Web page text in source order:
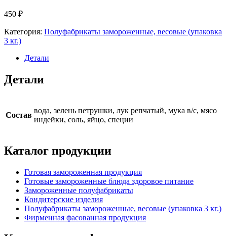
450 ₽
Категория: Полуфабрикаты замороженные, весовые (упаковка
3 кг.)
Детали
Детали
Состав
вода, зелень петрушки, лук репчатый, мука в/с, мясо
индейки, соль, яйцо, специи
Каталог продукции
Готовая замороженная продукция
Готовые замороженные блюда здоровое питание
Замороженные полуфабрикаты
Кондитерские изделия
Полуфабрикаты замороженные, весовые (упаковка 3 кг.)
Фирменная фасованная продукция